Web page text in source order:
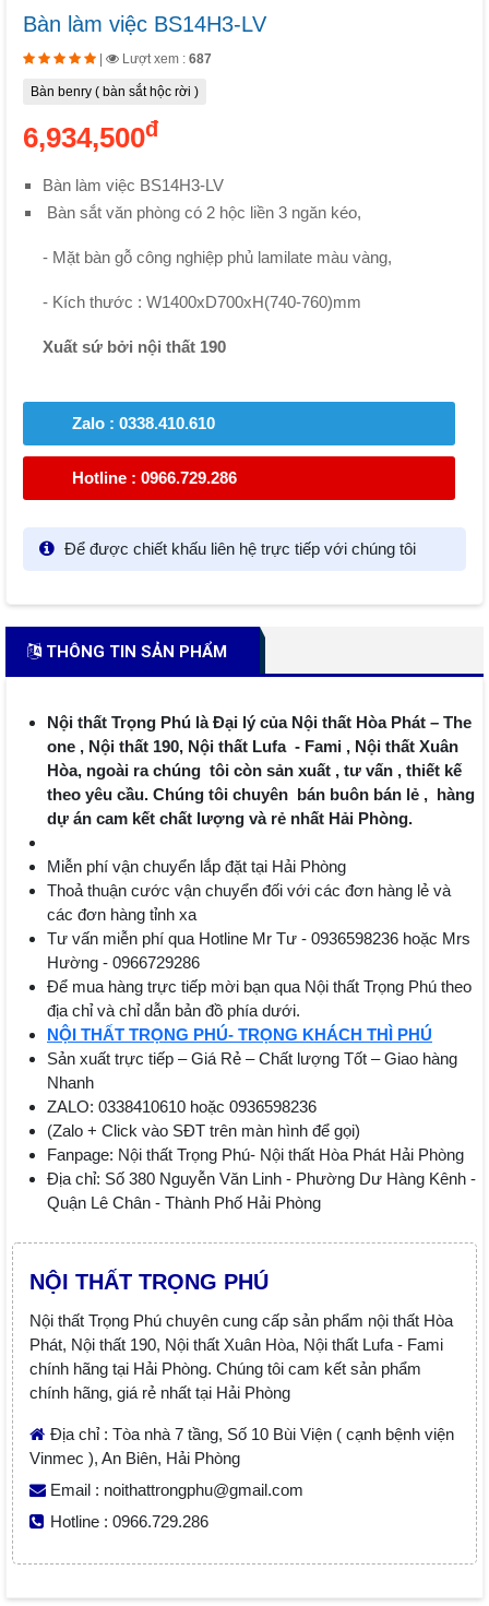
Bàn làm việc BS14H3-LV
Lượt xem : 687
Bàn benry ( bàn sắt hộc rời )
6,934,500đ
Bàn làm việc BS14H3-LV
Bàn sắt văn phòng có 2 hộc liền 3 ngăn kéo,
- Mặt bàn gỗ công nghiệp phủ lamilate màu vàng,
- Kích thước : W1400xD700xH(740-760)mm
Xuất sứ bởi nội thất 190
Zalo : 0338.410.610
Hotline : 0966.729.286
Để được chiết khấu liên hệ trực tiếp với chúng tôi
THÔNG TIN SẢN PHẨM
Nội thất Trọng Phú là Đại lý của Nội thất Hòa Phát – The
one , Nội thất 190, Nội thất Lufa - Fami , Nội thất Xuân
Hòa, ngoài ra chúng tôi còn sản xuất , tư vấn , thiết kế
theo yêu cầu. Chúng tôi chuyên bán buôn bán lẻ , hàng
dự án cam kết chất lượng và rẻ nhất Hải Phòng.
Miễn phí vận chuyển lắp đặt tại Hải Phòng
Thoả thuận cước vận chuyển đối với các đơn hàng lẻ và
các đơn hàng tỉnh xa
Tư vấn miễn phí qua Hotline Mr Tư - 0936598236 hoặc Mrs
Hường - 0966729286
Để mua hàng trực tiếp mời bạn qua Nội thất Trọng Phú theo
địa chỉ và chỉ dẫn bản đồ phía dưới.
NỘI THẤT TRỌNG PHÚ- TRỌNG KHÁCH THÌ PHÚ
Sản xuất trực tiếp – Giá Rẻ – Chất lượng Tốt – Giao hàng
Nhanh
ZALO: 0338410610 hoặc 0936598236
(Zalo + Click vào SĐT trên màn hình để gọi)
Fanpage: Nội thất Trọng Phú- Nội thất Hòa Phát Hải Phòng
Địa chỉ: Số 380 Nguyễn Văn Linh - Phường Dư Hàng Kênh -
Quận Lê Chân - Thành Phố Hải Phòng
NỘI THẤT TRỌNG PHÚ
Nội thất Trọng Phú chuyên cung cấp sản phẩm nội thất Hòa
Phát, Nội thất 190, Nội thất Xuân Hòa, Nội thất Lufa - Fami
chính hãng tại Hải Phòng. Chúng tôi cam kết sản phẩm
chính hãng, giá rẻ nhất tại Hải Phòng
Địa chỉ : Tòa nhà 7 tầng, Số 10 Bùi Viện ( cạnh bệnh viện
Vinmec ), An Biên, Hải Phòng
Email : noithattrongphu@gmail.com
Hotline : 0966.729.286